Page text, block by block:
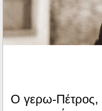
Ο γερω-Πέτρος,